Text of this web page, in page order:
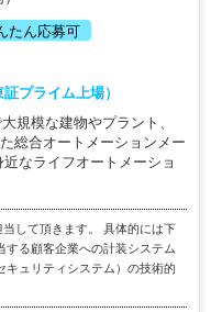
たん応募可
プライム上場）
規模な建物やプラント、
総合オートメーションメー
なライフオートメーショ
して頂きます。 具体的には下
する顧客企業への計装システム
ュリティシステム）の技術的